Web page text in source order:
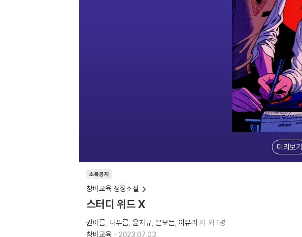
미리보기
소득공제
창비교육 성장소설
스터디 위드 X
권여름 나푸름 윤치규 은모든 이유리 저 외 1명
창비교육
2023.07.03.